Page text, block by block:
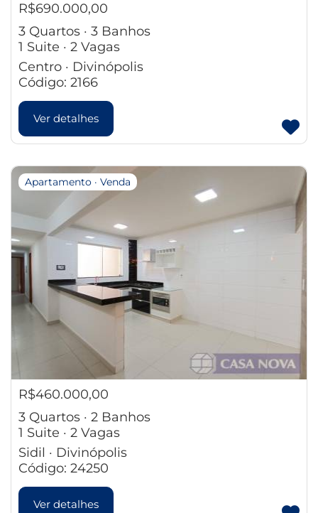
R$690.000,00
3 Quartos · 3 Banhos
1 Suite · 2 Vagas
Centro · Divinópolis
Código: 2166
Ver detalhes
Apartamento · Venda
R$460.000,00
3 Quartos · 2 Banhos
1 Suite · 2 Vagas
Sidil · Divinópolis
Código: 24250
Ver detalhes